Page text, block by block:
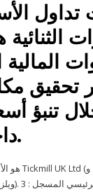
تداول
تحقيق
تنبؤ
داخل السوق.